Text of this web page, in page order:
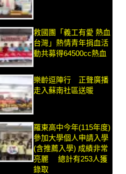
救國團「義工有愛 熱血
台灣」熱情青年捐血活
動共募得64500cc熱血
樂齡逗陣行 正聲廣播
走入蘇南社區送暖
羅東高中今年(115年度)
參加大學個人申請入學
(含推薦入學) 成績非常
亮麗 總計有253人獲
錄取